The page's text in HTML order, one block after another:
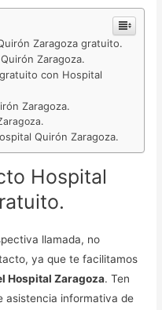
Zaragoza gratuito.
Zaragoza.
con Hospital
Zaragoza.
Quirón Zaragoza.
Hospital
llamada, no
ya que te facilitamos
Hospital Zaragoza. Ten
asistencia informativa de